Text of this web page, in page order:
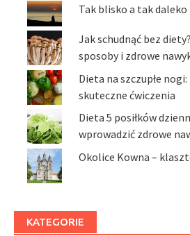
Tak blisko a tak daleko
Jak schudnąć bez
sposoby i zdrowe
Dieta na szczupłe
skuteczne ćwiczenia
Dieta 5 posiłków
wprowadzić zdrowe
Okolice Kowna –
KATEGORIE